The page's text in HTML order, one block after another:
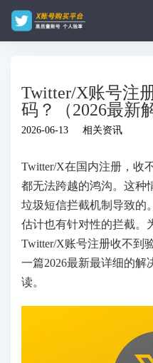
Twitter/X账号注
码？（2026最新
2026-06-13 相关资讯
Twitter/X在国内注册，收
都无法跨越的鸿沟。这种
垃圾短信拦截机制导致的
估计也有针对性的拦截。
Twitter/X账号注册收不到
一篇2026最新最详细的解
读。